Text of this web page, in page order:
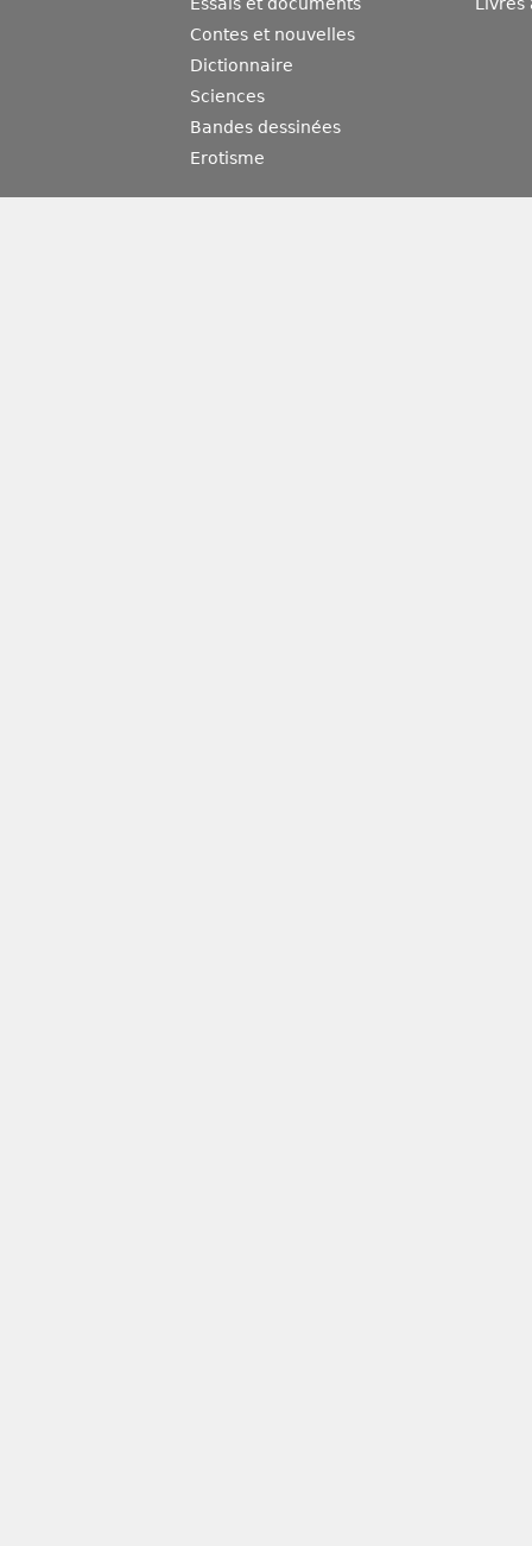
Essais et documents
Contes et nouvelles
Dictionnaire
Sciences
Bandes dessinées
Erotisme
Livres